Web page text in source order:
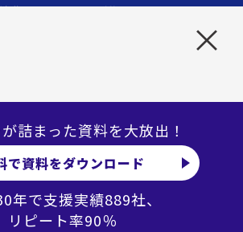
×
詰まった資料を大放出！
で資料をダウンロード
年で支援実績889社、
リピート率90％
業員2,000名規模の
売上が
約6割
に減少